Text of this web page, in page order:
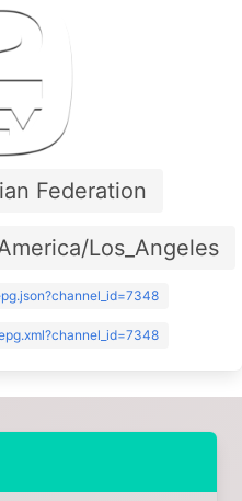
Federation
Los_Angeles